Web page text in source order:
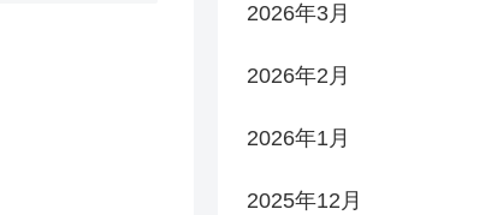
2026年3月
2026年2月
2026年1月
2025年12月